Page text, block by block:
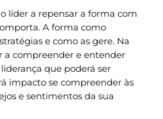
líder a repensar a forma com
A forma como
e como as gere. Na
a compreender e entender
que poderá ser
impacto se compreender às
e sentimentos da sua